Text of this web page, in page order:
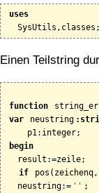
uses
Einen Teilstring
function
var
neustring
begin
  result:=zeile;
if
  neustring:=
'' ;